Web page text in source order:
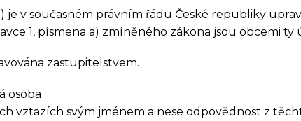
je v současném právním řádu České republiky
1, písmena a) zmíněného zákona jsou obcemi
zastupitelstvem.
osoba
vztazích svým jménem a nese odpovědnost z